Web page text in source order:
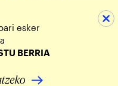
esker
BERRIA